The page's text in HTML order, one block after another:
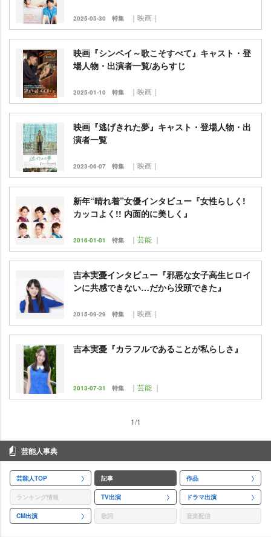
2025-05-30 特集 ｜映画｜
映画『シンペイ～歌こそすべて』キャスト・登
場人物・出演者一覧/あらすじ
2025-01-10 特集 ｜映画｜
映画『逃げきれた夢』キャスト・登場人物・出
演者一覧
2023-06-07 特集 ｜映画｜
新年“晴れ着”女優インタビュー『女性らしく!
カッコよく!! 内面的に美しく』
2016-01-01 特集 ｜芸能 ｜
吉本実憂インタビュー『邪悪な女子高生ヒロイ
ンに共感できない…だから没頭できた』
2015-09-29 特集 ｜映画｜
吉本実憂『カラフルであることが私らしさ』
2013-07-31 特集 ｜芸能 ｜
1/1
芸能人事典
芸能人TOP 記事 作品
ランキング情報 TV出演 ドラマ出演
CM出演 歌詞 音楽配信